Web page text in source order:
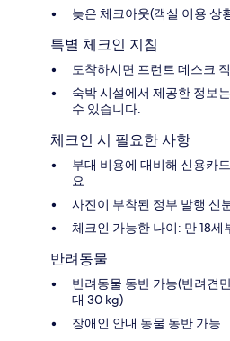
늦은 체크아웃(객실 이용 상
특별 체크인 지침
도착하시면 프런트 데스크
숙박 시설에서 제공한 정보
수 있습니다.
체크인 시 필요한 사항
부대 비용에 대비해 신용카
요
사진이 부착된 정부 발행 신
체크인 가능한 나이: 만 18세
반려동물
반려동물 동반 가능(반려견
대 30 kg)
장애인 안내 동물 동반 가능